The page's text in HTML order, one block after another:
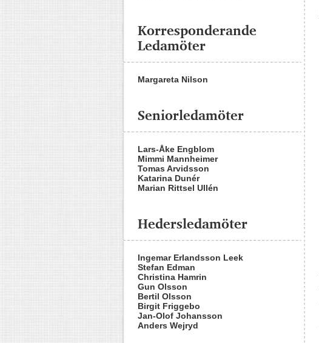
Korresponderande
Ledamöter
Margareta Nilson
Seniorledamöter
Lars-Åke Engblom
Mimmi Mannheimer
Tomas Arvidsson
Katarina Dunér
Marian Rittsel Ullén
Hedersledamöter
Ingemar Erlandsson Leek
Stefan Edman
Christina Hamrin
Gun Olsson
Bertil Olsson
Birgit Friggebo
Jan-Olof Johansson
Anders Wejryd